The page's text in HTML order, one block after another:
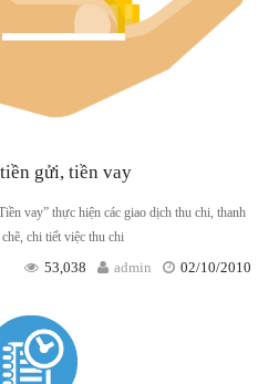
gửi, tiền vay
vay” thực hiện các giao dịch thu chi, thanh
chi tiết việc thu chi
02/10/2010
admin
53,038